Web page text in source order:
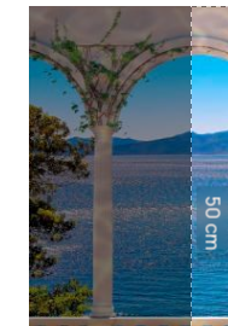
50 cm